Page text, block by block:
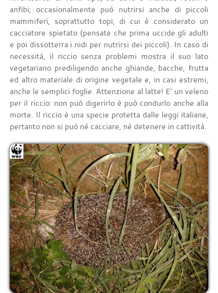
anfibi; occasionalmente può nutrirsi anche di piccoli
mammiferi, soprattutto topi, di cui è considerato un
cacciatore spietato (pensate che prima uccide gli adulti
e poi dissotterra i nidi per nutrirsi dei piccoli). In caso di
necessità, il riccio senza problemi mostra il suo lato
vegetariano prediligendo anche ghiande, bacche, frutta
ed altro materiale di origine vegetale e, in casi estremi,
anche le semplici foglie. Attenzione al latte! E’ un veleno
per il riccio: non può digerirlo è può condurlo anche alla
morte. Il riccio è una specie protetta dalle leggi italiane,
pertanto non si può né cacciare, né detenere in cattività.